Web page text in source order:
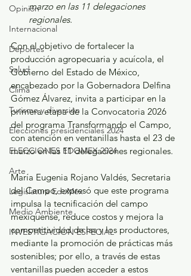
Opinión
Internacional
Deportes
Salud
Clima
Turismo y diversión
Elecciones presidenciales 2024
ELECCIONES EDOMEX 2024
Arte
Legislatura EdoMéx
Medio Ambiente
INVESTIGACIÓN ESPECIAL
marzo en las 11 delegaciones
regionales.
Con el objetivo de fortalecer la
producción agropecuaria y acuícola, el
Gobierno del Estado de México,
encabezado por la Gobernadora Delfina
Gómez Álvarez, invita a participar en la
primera etapa de la Convocatoria 2026
del programa Transformando el Campo,
con atención en ventanillas hasta el 23 de
marzo en las 11 delegaciones regionales.
María Eugenia Rojano Valdés, Secretaria
del Campo, expresó que este programa
impulsa la tecnificación del campo
mexiquense, reduce costos y mejora la
competitividad de las y los productores,
mediante la promoción de prácticas más
sostenibles; por ello, a través de estas
ventanillas pueden acceder a estos